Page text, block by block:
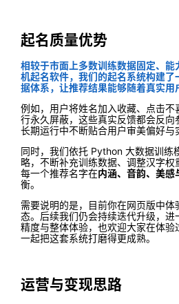
起名质量优势
相较于市面上多数训练数据固定、
机起名软件，我们的起名系统构建
据体系，让推荐结果能够随着真实用
例如，用户将姓名加入收藏、点击
行永久屏蔽，这些真实反馈都会反向
长期运行中不断贴合用户审美偏好与
同时，我们依托 Python 大数据训练
略，不断补充训练数据、调整汉字权
每一个推荐名字在内涵、音韵、美感
衡。
需要说明的是，目前你在网页版中
态。后续我们仍会持续迭代升级，
精度与整体体验，也欢迎大家在体验
一起把这套系统打磨得更成熟。
运营与变现思路